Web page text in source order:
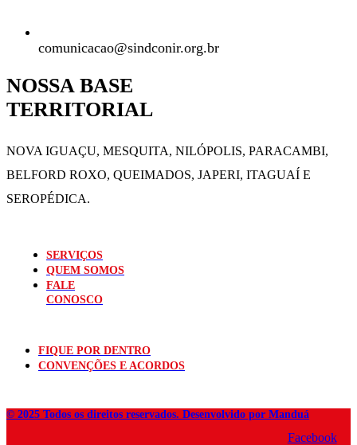
comunicacao@sindconir.org.br
NOSSA BASE
TERRITORIAL
NOVA IGUAÇU, MESQUITA, NILÓPOLIS, PARACAMBI,
BELFORD ROXO, QUEIMADOS, JAPERI, ITAGUAÍ E
SEROPÉDICA.
SERVIÇOS
QUEM SOMOS
FALE
CONOSCO
FIQUE POR DENTRO
CONVENÇÕES E ACORDOS
© 2025 Todos os direitos reservados. Desenvolvido por Manduá
Facebook